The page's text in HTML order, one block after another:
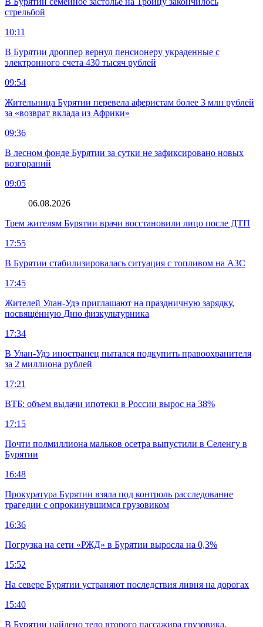
стрельбой
10:11
В Бурятии дроппер вернул пенсионеру украденные с
электронного счета 430 тысяч рублей
09:54
Жительница Бурятии перевела аферистам более 3 млн рублей
за «возврат вклада из Африки»
09:36
В лесном фонде Бурятии за сутки не зафиксировано новых
возгораний
09:05
06.08.2026
Трем жителям Бурятии врачи восстановили лицо после ДТП
17:55
В Бурятии стабилизировалась ситуация с топливом на АЗС
17:45
Жителей Улан-Удэ приглашают на праздничную зарядку,
посвящённую Дню физкультурника
17:34
В Улан-Удэ иностранец пытался подкупить правоохранителя
за 2 миллиона рублей
17:21
ВТБ: объем выдачи ипотеки в России вырос на 38%
17:15
Почти полмиллиона мальков осетра выпустили в Селенгу в
Бурятии
16:48
Прокуратура Бурятии взяла под контроль расследование
трагедии с опрокинувшимся грузовиком
16:36
Погрузка на сети «РЖД» в Бурятии выросла на 0,3%
15:52
На севере Бурятии устраняют последствия ливня на дорогах
15:40
В Бурятии найдено тело второго пассажира грузовика,